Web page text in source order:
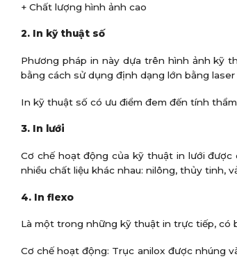
+ Chất lượng hình ảnh cao
2. In kỹ thuật số
Phương pháp in này dựa trên hình ảnh kỹ
bằng cách sử dụng định dạng lớn bằng laser
In kỹ thuật số có ưu điểm đem đến tính
3. In lưới
Cơ chế hoạt động của kỹ thuật in lưới
nhiều chất liệu khác nhau: nilông, thủy tinh,
4. In flexo
Là một trong những kỹ thuật in trực tiếp, có
Cơ chế hoạt động: Trục anilox được nhúng